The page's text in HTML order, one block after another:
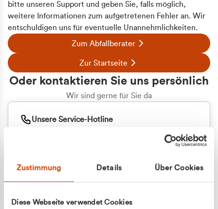
Zustimmung Details Über Cookies
Diese Webseite verwendet Cookies
bitte unseren Support und geben Sie, falls möglich,
weitere Informationen zum aufgetretenen Fehler an. Wir
entschuldigen uns für eventuelle Unannehmlichkeiten.
Zum Abfallberater
Zur Startseite
Oder kontaktieren Sie uns persönlich
Wir sind gerne für Sie da
Unsere Service-Hotline
+49 177 8376058